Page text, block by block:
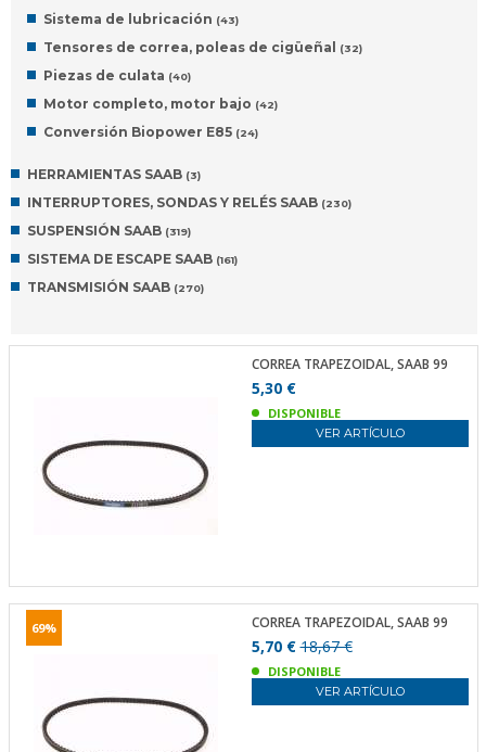
Sistema de lubricación (43)
Tensores de correa, poleas de cigüeñal (32)
Piezas de culata (40)
Motor completo, motor bajo (42)
Conversión Biopower E85 (24)
HERRAMIENTAS SAAB (3)
INTERRUPTORES, SONDAS Y RELÉS SAAB (230)
SUSPENSIÓN SAAB (319)
SISTEMA DE ESCAPE SAAB (161)
TRANSMISIÓN SAAB (270)
CORREA TRAPEZOIDAL, SAAB 99
5,30 €
DISPONIBLE
VER ARTÍCULO
69% CORREA TRAPEZOIDAL, SAAB 99
5,70 €18,67 €
DISPONIBLE
VER ARTÍCULO